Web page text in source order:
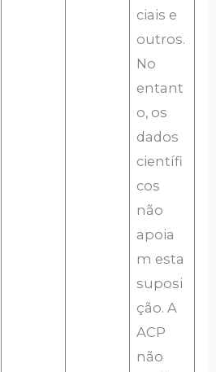
ciais e
outros.
No
entant
o, os
dados
científi
cos
não
apoia
m esta
suposi
ção. A
ACP
não